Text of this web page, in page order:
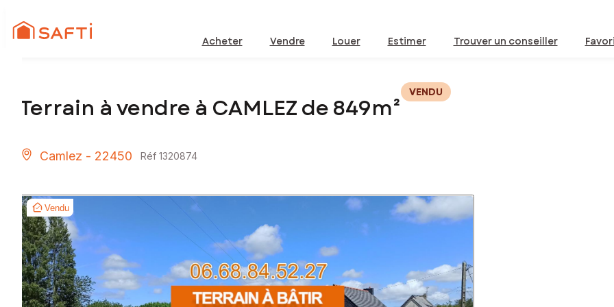
Acheter Vendre Louer Estimer Trouver un conseiller
Terrain à vendre à CAMLEZ de 849m²
VENDU
Camlez - 22450 Réf 1320874
Vendu